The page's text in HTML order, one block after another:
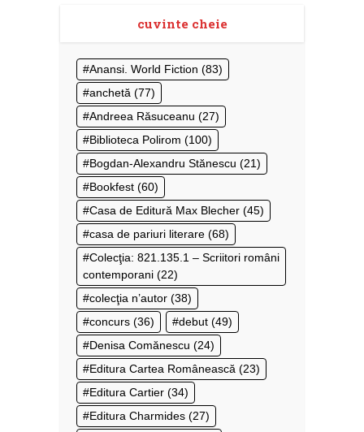
cuvinte cheie
Anansi. World Fiction (83)
anchetă (77)
Andreea Răsuceanu (27)
Biblioteca Polirom (100)
Bogdan-Alexandru Stănescu (21)
Bookfest (60)
Casa de Editură Max Blecher (45)
casa de pariuri literare (68)
Colecţia: 821.135.1 – Scriitori români
contemporani (22)
colecţia n’autor (38)
concurs (36) debut (49)
Denisa Comănescu (24)
Editura Cartea Românească (23)
Editura Cartier (34)
Editura Charmides (27)